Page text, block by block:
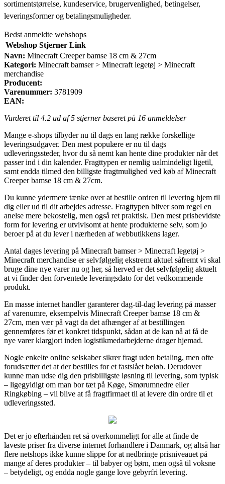
sortimentstørrelse, kundeservice, brugervenlighed, betingelser,
leveringsformer og betalingsmuligheder.
Bedst anmeldte webshops
Webshop Stjerner Link
Navn: Minecraft Creeper bamse 18 cm & 27cm
Kategori: Minecraft bamser > Minecraft legetøj > Minecraft
merchandise
Producent:
Varenummer: 3781909
EAN:
Vurderet til 4.2 ud af 5 stjerner baseret på 16 anmeldelser
Mange e-shops tilbyder nu til dags en lang række forskellige
leveringsudgaver. Den mest populære er nu til dags
udleveringssteder, hvor du så nemt kan hente dine produkter når det
passer ind i din kalender. Fragttypen er nemlig ualmindeligt ligetil,
samt endda tilmed den billigste fragtmulighed ved køb af Minecraft
Creeper bamse 18 cm & 27cm.
Du kunne ydermere tænke over at bestille ordren til levering hjem til
dig eller ud til dit arbejdes adresse. Fragttypen bliver som regel en
anelse mere bekostelig, men også ret praktisk. Den mest prisbevidste
form for levering er utvivlsomt at hente produkterne selv, som jo
beroer på at du lever i nærheden af webbutikkens lager.
Antal dages levering på Minecraft bamser > Minecraft legetøj >
Minecraft merchandise er selvfølgelig ekstremt aktuel såfremt vi skal
bruge dine nye varer nu og her, så herved er det selvfølgelig aktuelt
at vi finder den forventede leveringsdato for det vedkommende
produkt.
En masse internet handler garanterer dag-til-dag levering på masser
af varenumre, eksempelvis Minecraft Creeper bamse 18 cm &
27cm, men vær på vagt da det afhænger af at bestillingen
gennemføres før et konkret tidspunkt, sådan at de kan nå at få de
nye varer klargjort inden logistikmedarbejderne drager hjemad.
Nogle enkelte online selskaber sikrer fragt uden betaling, men ofte
forudsætter det at der bestilles for et fastslået beløb. Derudover
kunne man udse dig den prisbilligste løsning til levering, som typisk
– ligegyldigt om man bor tæt på Køge, Smørumnedre eller
Ringkøbing – vil blive at få fragtfirmaet til at levere din ordre til et
udleveringssted.
Det er jo efterhånden ret så overkommeligt for alle at finde de
laveste priser fra diverse internet forhandlere i Danmark, og altså har
flere netshops ikke kunne slippe for at nedbringe prisniveauet på
mange af deres produkter – til babyer og børn, men også til voksne
– betydeligt, og endda nogle gange love gebyrfri levering.